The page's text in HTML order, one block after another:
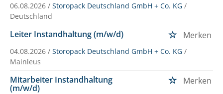
06.08.2026 / Storopack Deutschland GmbH + Co. KG /
Deutschland
Leiter Instandhaltung (m/w/d) Merken
04.08.2026 / Storopack Deutschland GmbH + Co. KG /
Mainleus
Mitarbeiter Instandhaltung
(m/w/d)
Merken